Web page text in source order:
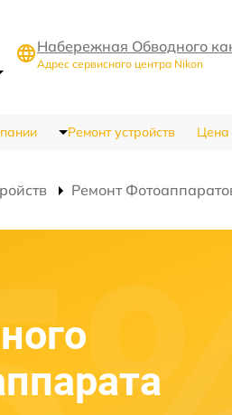
Набережная Обводного
Адрес сервисного центра Nikon
Ремонт устройств Цена
Ремонт